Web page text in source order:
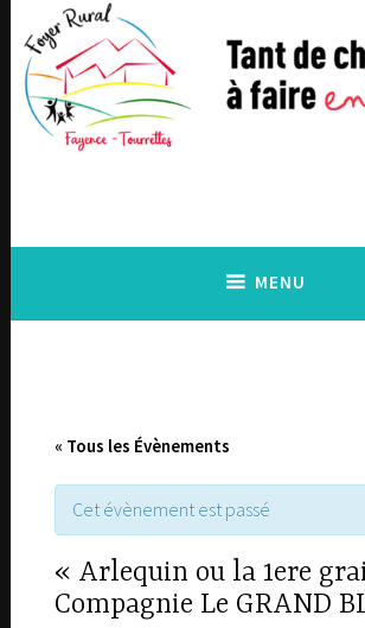
Accéder
au
contenu
principal
MENU
« Tous les Évènements
Cet évènement est passé
« Arlequin ou la 1ere
Compagnie Le GRAND